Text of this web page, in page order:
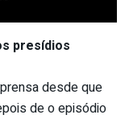
presídios
desde que
de o episódio